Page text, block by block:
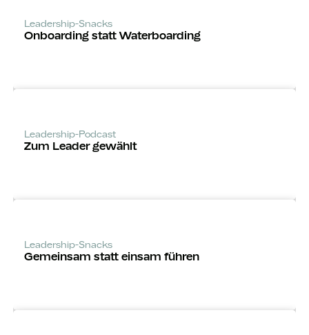
Leadership-Snacks
Onboarding statt Waterboarding
Leadership-Podcast
Zum Leader gewählt
Leadership-Snacks
Gemeinsam statt einsam führen